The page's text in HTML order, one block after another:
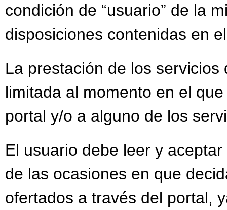
VISITAL DEL
VISITA DE LA
condición de “usuario” de la
disposiciones contenidas en
La prestación de los
limitada al momento en el
portal y/o a alguno de los
El usuario debe leer y
de las ocasiones en que
ofertados a través del portal,